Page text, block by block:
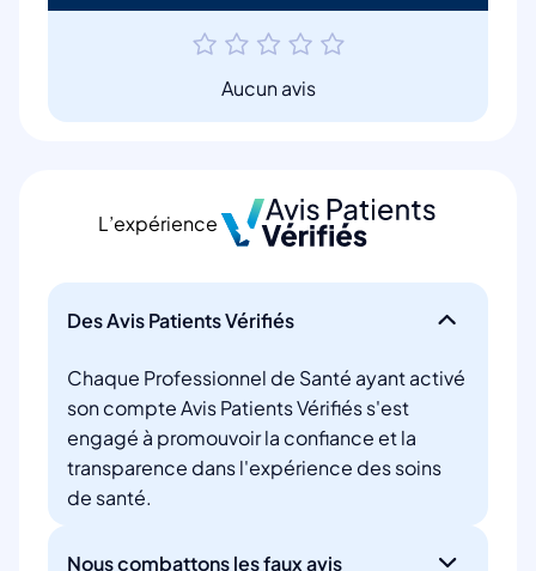
Aucun avis
L’expérience
Des Avis Patients Vérifiés
Chaque Professionnel de Santé ayant activé
son compte Avis Patients Vérifiés s'est
engagé à promouvoir la confiance et la
transparence dans l'expérience des soins
de santé.
Nous combattons les faux avis